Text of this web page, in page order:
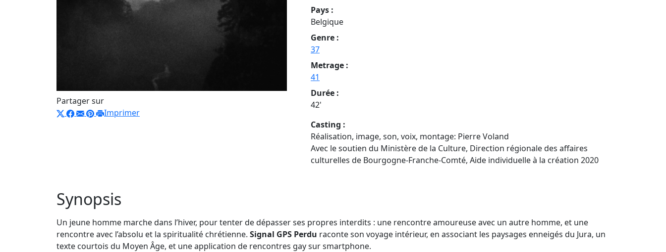
Partager sur
Imprimer
Pays :
Belgique
Genre :
37
Metrage :
41
Durée :
42'
Casting :
Réalisation, image, son, voix, montage: Pierre Voland
Avec le soutien du Ministère de la Culture, Direction régionale des affaires
culturelles de Bourgogne-Franche-Comté, Aide individuelle à la création 2020
Synopsis
Un jeune homme marche dans l’hiver, pour tenter de dépasser ses propres interdits : une rencontre amoureuse avec un autre homme, et une
rencontre avec l’absolu et la spiritualité chrétienne. Signal GPS Perdu raconte son voyage intérieur, en associant les paysages enneigés du Jura, un
texte courtois du Moyen Âge, et une application de rencontres gay sur smartphone.